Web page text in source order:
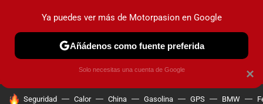
PRUEBAS COCHES ELÉCTRICOS OBSERVATORIO
HOY SE HABLA DE
Seguridad Calor China Gasolina GPS BMW
×
Ya puedes ver más de Motorpasion en Google
Añádenos como fuente preferida
Solo necesitas una cuenta de Google